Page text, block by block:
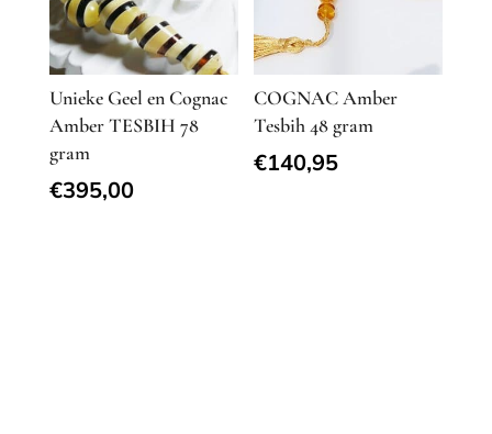
Unieke Geel en Cognac
Amber TESBIH 78
gram
€395,00
COGNAC Amber
Tesbih 48 gram
€140,95